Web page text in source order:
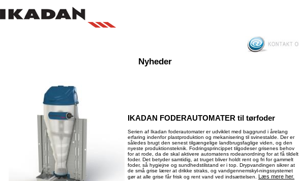
Nyheder
IKADAN FODERAUTOMATER til tørfoder
Serien af Ikadan foderautomater er udviklet med baggrund i årelang
erfaring indenfor plastproduktion og mekanisering til svinestalde. Der er
således brugt den senest tilgængelige landbrugsfaglige viden, og den
nyeste produktionsteknik. Fodringsprincippet tilgodeser grisenes behov
for at rode, da de skal aktivere automatens rodeanordning for at få tildelt
foder. Det betyder samtidig, at truget bliver holdt rent og fri for gammelt
foder, så hygiejne og sundhedstilstand er i top. Drypvandingen sikrer at
de små grise lærer at drikke straks, og vandgennemskyl-ningssystemet
gør at alle grise får frisk og rent vand ved indsættelsen. Læs mere her.